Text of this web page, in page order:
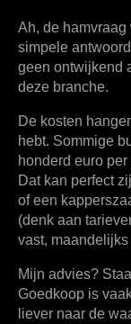
Ah, de
simpele
geen ontwijkend
deze branche.
De kosten
hebt. Sommige
honderd euro
Dat kan perfect
of een
(denk aan
vast,
Mijn advies?
Goedkoop is
liever naar de